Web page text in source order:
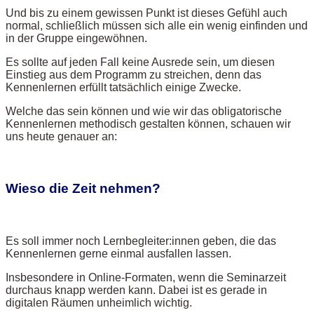
Und bis zu einem gewissen Punkt ist dieses Gefühl auch
normal, schließlich müssen sich alle ein wenig einfinden und
in der Gruppe eingewöhnen.
Es sollte auf jeden Fall keine Ausrede sein, um diesen
Einstieg aus dem Programm zu streichen, denn das
Kennenlernen erfüllt tatsächlich einige Zwecke.
Welche das sein können und wie wir das obligatorische
Kennenlernen methodisch gestalten können, schauen wir
uns heute genauer an:
Wieso die Zeit nehmen?
Es soll immer noch Lernbegleiter:innen geben, die das
Kennenlernen gerne einmal ausfallen lassen.
Insbesondere in Online-Formaten, wenn die Seminarzeit
durchaus knapp werden kann. Dabei ist es gerade in
digitalen Räumen unheimlich wichtig.